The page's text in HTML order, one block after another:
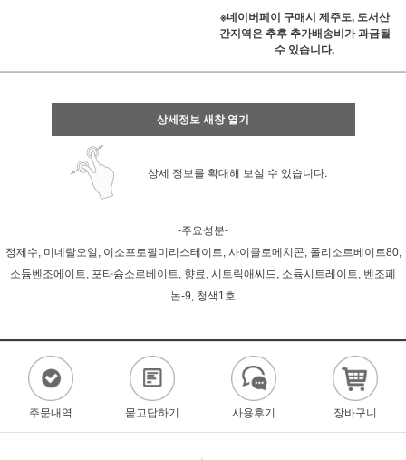
※네이버페이 구매시 제주도, 도서산
간지역은 추후 추가배송비가 과금될
수 있습니다.
상세정보 새창 열기
상세 정보를 확대해 보실 수 있습니다.
-주요성분-
정제수, 미네랄오일, 이소프로필미리스테이트, 사이클로메치콘, 폴리소르베이트80,
소듐벤조에이트, 포타슘소르베이트, 향료, 시트릭애씨드, 소듐시트레이트, 벤조페
논-9, 청색1호
주문내역 묻고답하기 사용후기 장바구니